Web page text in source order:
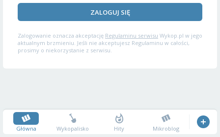
ZALOGUJ SIĘ
Zalogowanie oznacza akceptację Regulaminu serwisu Wykop.pl w jego
aktualnym brzmieniu. Jeśli nie akceptujesz Regulaminu w całości,
prosimy o niekorzystanie z serwisu.
Główna Wykopalisko Hity Mikroblog